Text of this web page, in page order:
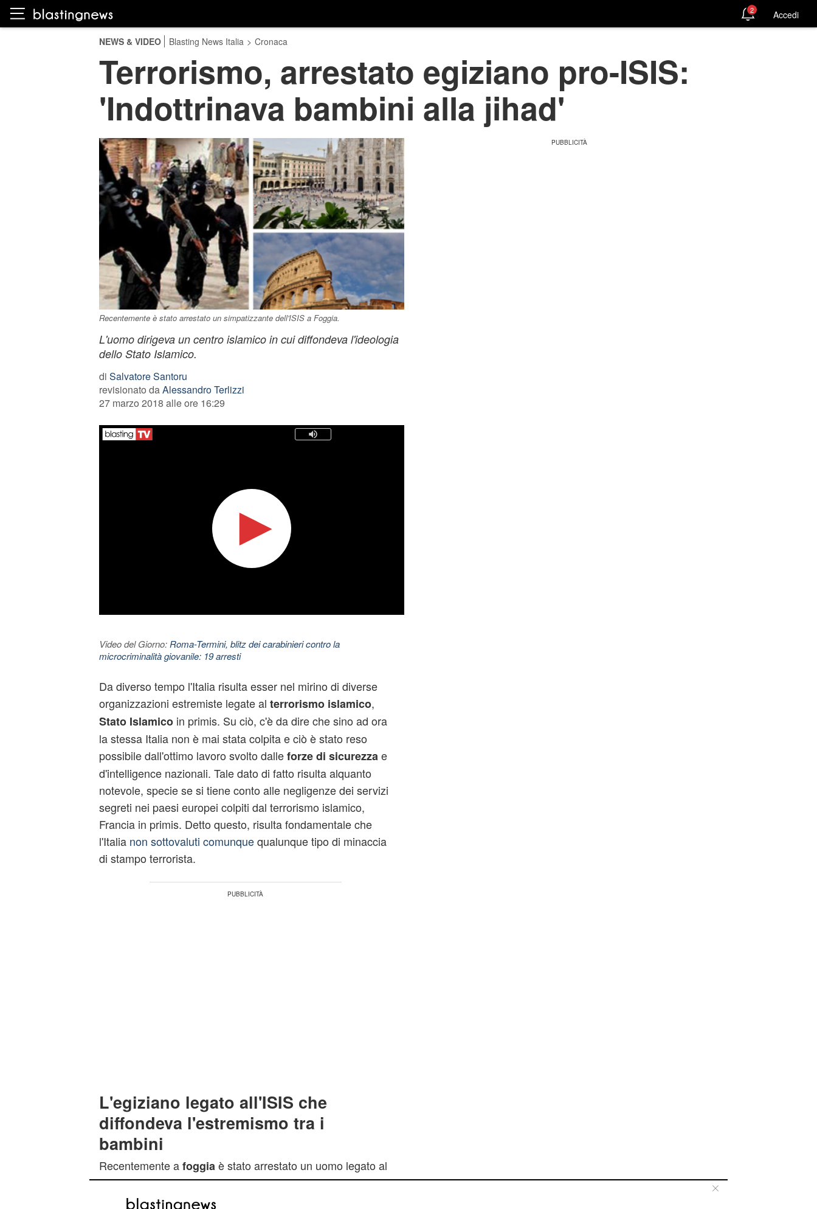
2 Accedi
NEWS & VIDEO Blasting News Italia > Cronaca
Terrorismo, arrestato egiziano pro-ISIS:
'Indottrinava bambini alla jihad'
Recentemente è stato arrestato un simpatizzante dell'ISIS a Foggia.
L'uomo dirigeva un centro islamico in cui diffondeva l'ideologia
dello Stato Islamico.
di Salvatore Santoru
revisionato daAlessandro Terlizzi
27 marzo 2018 alle ore 16:29
Video del Giorno: Roma-Termini, blitz dei carabinieri contro la
microcriminalità giovanile: 19 arresti
Da diverso tempo l'Italia risulta esser nel mirino di diverse
organizzazioni estremiste legate al terrorismo islamico,
Stato Islamicoin primis. Su ciò, c'è da dire che sino ad ora
la stessa Italia non è mai stata colpita e ciò è stato reso
possibile dall'ottimo lavoro svolto dalleforze di sicurezza e
d'intelligence nazionali. Tale dato di fatto risulta alquanto
notevole, specie se si tiene conto alle negligenze dei servizi
segreti nei paesi europei colpiti dal terrorismo islamico,
Francia in primis. Detto questo, risulta fondamentale che
l'Italia non sottovaluti comunquequalunque tipo di minaccia
di stampo terrorista.
L'egiziano legato all'ISIS che
diffondeva l'estremismo tra i
bambini
Recentemente afoggia è stato arrestato un uomo legato al
network dell'estremismo islamico. Come riportato in un
articolo pubblicato sul sito web di